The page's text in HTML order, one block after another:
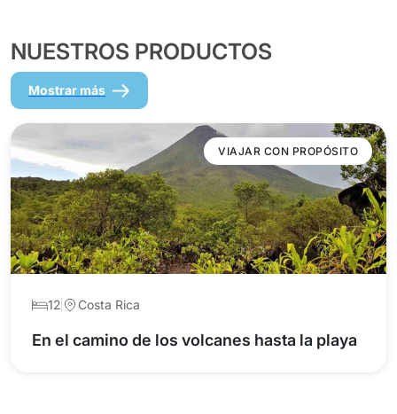
NUESTROS PRODUCTOS
Mostrar más
VIAJAR CON PROPÓSITO
12 Costa Rica
En el camino de los volcanes hasta la playa